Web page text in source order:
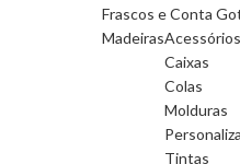
Frascos e Conta
Madeiras
Caixas
Colas
Molduras
Tintas